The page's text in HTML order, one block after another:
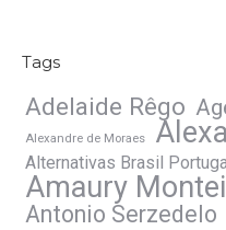
Tags
Adelaide Rêgo
Alexandre de Moraes
Alternativas Brasil
Amaury
Antonio Serzedelo